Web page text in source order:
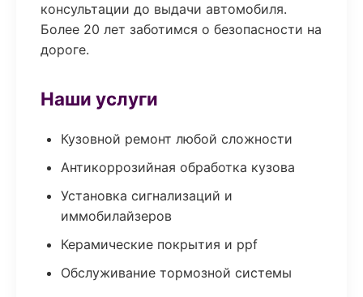
консультации до выдачи автомобиля.
Более 20 лет заботимся о безопасности на
дороге.
Наши услуги
Кузовной ремонт любой сложности
Антикоррозийная обработка кузова
Установка сигнализаций и
иммобилайзеров
Керамические покрытия и ppf
Обслуживание тормозной системы